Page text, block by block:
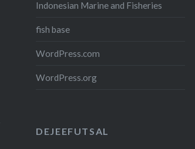
Indonesian Marine and Fisheries
fish base
WordPress.com
WordPress.org
DEJEEFUTSAL